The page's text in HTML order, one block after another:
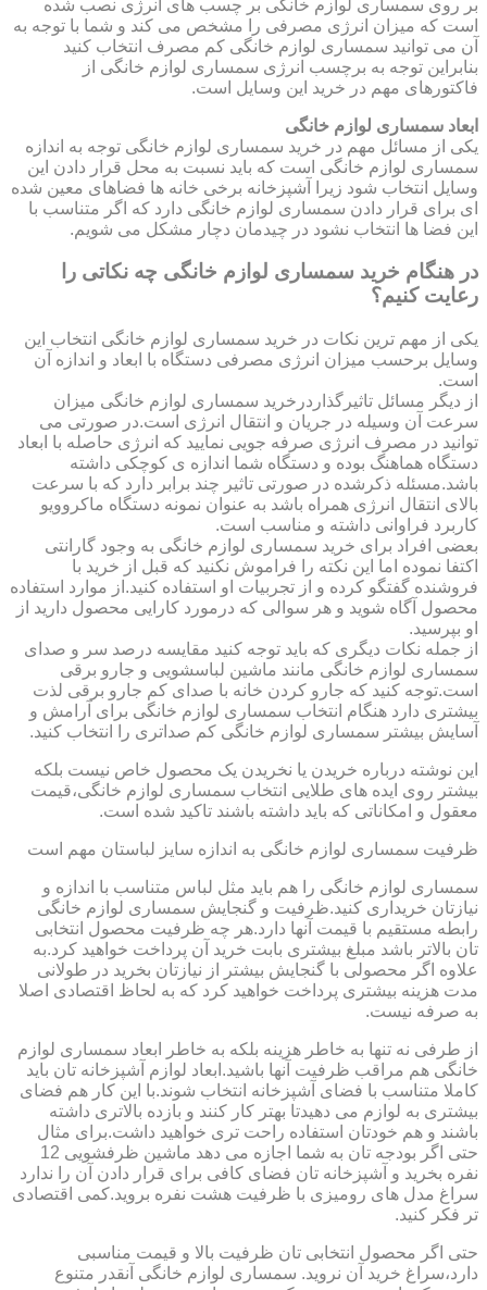
بر روی سمساری لوازم خانگی بر چسب های انرژی نصب شده
است که میزان انرژی مصرفی را مشخص می کند و شما با توجه به
آن می توانید سمساری لوازم خانگی کم مصرف انتخاب کنید
بنابراین توجه به برچسب انرژی سمساری لوازم خانگی از
فاکتورهای مهم در خرید این وسایل است.
ابعاد سمساری لوازم خانگی
یکی از مسائل مهم در خرید سمساری لوازم خانگی توجه به اندازه
سمساری لوازم خانگی است که باید نسبت به محل قرار دادن این
وسایل انتخاب شود زیرا آشپزخانه برخی خانه ها فضاهای معین شده
ای برای قرار دادن سمساری لوازم خانگی دارد که اگر متناسب با
این فضا ها انتخاب نشود در چیدمان دچار مشکل می شویم.
در هنگام خرید سمساری لوازم خانگی چه نکاتی را
رعایت کنیم؟
یکی از مهم ترین نکات در خرید سمساری لوازم خانگی انتخاب این
وسایل برحسب میزان انرژی مصرفی دستگاه با ابعاد و اندازه آن
است.
از دیگر مسائل تاثیرگذاردرخرید سمساری لوازم خانگی میزان
سرعت آن وسیله در جریان و انتقال انرژی است.در صورتی می
توانید در مصرف انرژی صرفه جویی نمایید که انرژی حاصله با ابعاد
دستگاه هماهنگ بوده و دستگاه شما اندازه ی کوچکی داشته
باشد.مسئله ذکرشده در صورتی تاثیر چند برابر دارد که با سرعت
بالای انتقال انرژی همراه باشد به عنوان نمونه دستگاه ماکروویو
کاربرد فراوانی داشته و مناسب است.
بعضی افراد برای خرید سمساری لوازم خانگی به وجود گارانتی
اکتفا نموده اما این نکته را فراموش نکنید که قبل از خرید با
فروشنده گفتگو کرده و از تجربیات او استفاده کنید.از موارد استفاده
محصول آگاه شوید و هر سوالی که درمورد کارایی محصول دارید از
او بپرسید.
از جمله نکات دیگری که باید توجه کنید مقایسه درصد سر و صدای
سمساری لوازم خانگی مانند ماشین لباسشویی و جارو برقی
است.توجه کنید که جارو کردن خانه با صدای کم جارو برقی لذت
بیشتری دارد هنگام انتخاب سمساری لوازم خانگی برای آرامش و
آسایش بیشتر سمساری لوازم خانگی کم صداتری را انتخاب کنید.
این نوشته درباره خریدن یا نخریدن یک محصول خاص نیست بلکه
بیشتر روی ایده های طلایی انتخاب سمساری لوازم خانگی،قیمت
معقول و امکاناتی که باید داشته باشند تاکید شده است.
ظرفیت سمساری لوازم خانگی به اندازه سایز لباستان مهم است
سمساری لوازم خانگی را هم باید مثل لباس متناسب با اندازه و
نیازتان خریداری کنید.ظرفیت و گنجایش سمساری لوازم خانگی
رابطه مستقیم با قیمت آنها دارد.هر چه ظرفیت محصول انتخابی
تان بالاتر باشد مبلغ بیشتری بابت خرید آن پرداخت خواهید کرد.به
علاوه اگر محصولی با گنجایش بیشتر از نیازتان بخرید در طولانی
مدت هزینه بیشتری پرداخت خواهید کرد که به لحاظ اقتصادی اصلا
به صرفه نیست.
از طرفی نه تنها به خاطر هزینه بلکه به خاطر ابعاد سمساری لوازم
خانگی هم مراقب ظرفیت آنها باشید.ابعاد لوازم آشپزخانه تان باید
کاملا متناسب با فضای آشپزخانه انتخاب شوند.با این کار هم فضای
بیشتری به لوازم می دهیدتا بهتر کار کنند و بازده بالاتری داشته
باشند و هم خودتان استفاده راحت تری خواهید داشت.برای مثال
حتی اگر بودجه تان به شما اجازه می دهد ماشین ظرفشویی 12
نفره بخرید و آشپزخانه تان فضای کافی برای قرار دادن آن را ندارد
سراغ مدل های رومیزی با ظرفیت هشت نفره بروید.کمی اقتصادی
تر فکر کنید.
حتی اگر محصول انتخابی تان ظرفیت بالا و قیمت مناسبی
دارد،سراغ خرید آن نروید. سمساری لوازم خانگی آنقدر متنوع